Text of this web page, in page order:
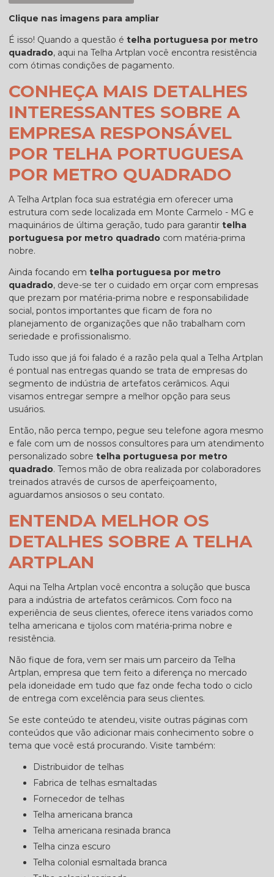
Clique nas imagens para ampliar
É isso! Quando a questão é telha portuguesa por metro
quadrado, aqui na Telha Artplan você encontra resistência
com ótimas condições de pagamento.
CONHEÇA MAIS DETALHES
INTERESSANTES SOBRE A
EMPRESA RESPONSÁVEL
POR TELHA PORTUGUESA
POR METRO QUADRADO
A Telha Artplan foca sua estratégia em oferecer uma
estrutura com sede localizada em Monte Carmelo - MG e
maquinários de última geração, tudo para garantir telha
portuguesa por metro quadrado com matéria-prima
nobre.
Ainda focando em telha portuguesa por metro
quadrado, deve-se ter o cuidado em orçar com empresas
que prezam por matéria-prima nobre e responsabilidade
social, pontos importantes que ficam de fora no
planejamento de organizações que não trabalham com
seriedade e profissionalismo.
Tudo isso que já foi falado é a razão pela qual a Telha Artplan
é pontual nas entregas quando se trata de empresas do
segmento de indústria de artefatos cerâmicos. Aqui
visamos entregar sempre a melhor opção para seus
usuários.
Então, não perca tempo, pegue seu telefone agora mesmo
e fale com um de nossos consultores para um atendimento
personalizado sobre telha portuguesa por metro
quadrado. Temos mão de obra realizada por colaboradores
treinados através de cursos de aperfeiçoamento,
aguardamos ansiosos o seu contato.
ENTENDA MELHOR OS
DETALHES SOBRE A TELHA
ARTPLAN
Aqui na Telha Artplan você encontra a solução que busca
para a indústria de artefatos cerâmicos. Com foco na
experiência de seus clientes, oferece itens variados como
telha americana e tijolos com matéria-prima nobre e
resistência.
Não fique de fora, vem ser mais um parceiro da Telha
Artplan, empresa que tem feito a diferença no mercado
pela idoneidade em tudo que faz onde fecha todo o ciclo
de entrega com excelência para seus clientes.
Se este conteúdo te atendeu, visite outras páginas com
conteúdos que vão adicionar mais conhecimento sobre o
tema que você está procurando. Visite também:
distribuidor de telhas
fabrica de telhas esmaltadas
fornecedor de telhas
telha americana branca
telha americana resinada branca
telha cinza escuro
telha colonial esmaltada branca